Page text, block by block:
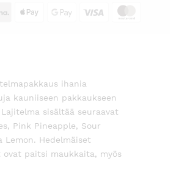
ihania
kauniiseen pakkaukseen
sisältää seuraavat
Pink Pineapple, Sour
Lemon. Hedelmäiset
ovat paitsi maukkaita, myös